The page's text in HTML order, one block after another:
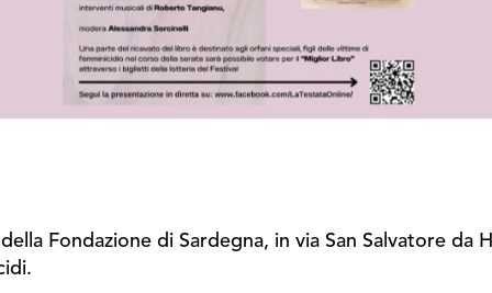
Fondazione di Sardegna, in via San Salvatore